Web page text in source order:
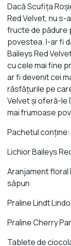
Dacă Scufiţa
Red Velvet, nu s-
fructe de pădure
povestea. I-ar fi
Baileys Red
cu cele mai fine
ar fi devenit cei
răsfăţurile pe
Velvet şi oferă-le
mai frumoase
Pachetul conţine:
Lichior Baileys
Aranjament floral
săpun
Praline Lindt
Praline Cherry
Tablete de